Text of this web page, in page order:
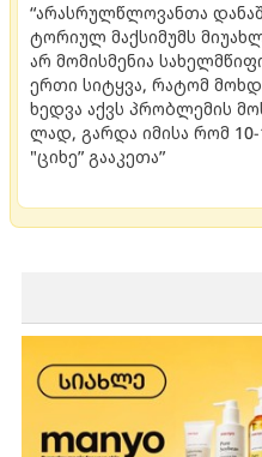
“არას­რულ­წლო­ვან­თა
ტო­რი­ულ მაქ­სი­მუმს
არ მო­მის­მე­ნია
ერთი სი­ტყვა, რა­ტომ
ხედ­ვა აქვს პრობ­ლე­მის
ლად, გარ­და იმი­სა რომ
"ციხე” გა­ა­კე­თა”